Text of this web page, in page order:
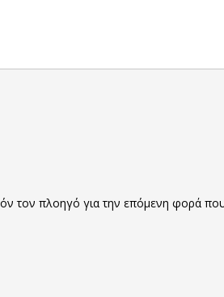
τον πλοηγό για την επόμενη φορά